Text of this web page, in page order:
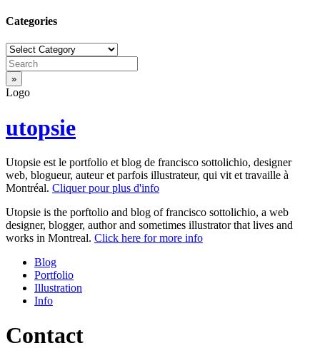
Categories
Categories
Logo
utopsie
Utopsie est le portfolio et blog de francisco sottolichio, designer
web, blogueur, auteur et parfois illustrateur, qui vit et travaille à
Montréal. Cliquer pour plus d'info
Utopsie is the porftolio and blog of francisco sottolichio, a web
designer, blogger, author and sometimes illustrator that lives and
works in Montreal. Click here for more info
Blog
Portfolio
Illustration
Info
Contact